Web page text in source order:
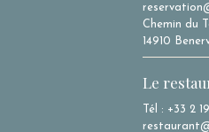
Chemin du
14910
Le
Tél : +33 2